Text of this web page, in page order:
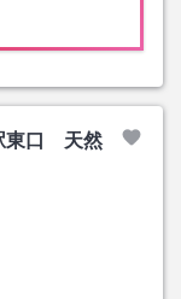
東口 天然